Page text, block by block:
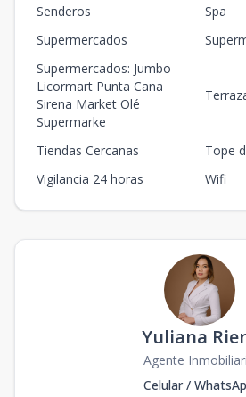
Senderos
Spa
Supermercados
Supermercados: Jumbo
Licormart Punta Cana
Sirena Market Olé
Supermarke
Tiendas Cercanas
Tope
Vigilancia 24 horas
Wifi
Yuliana
Agente
Celular /